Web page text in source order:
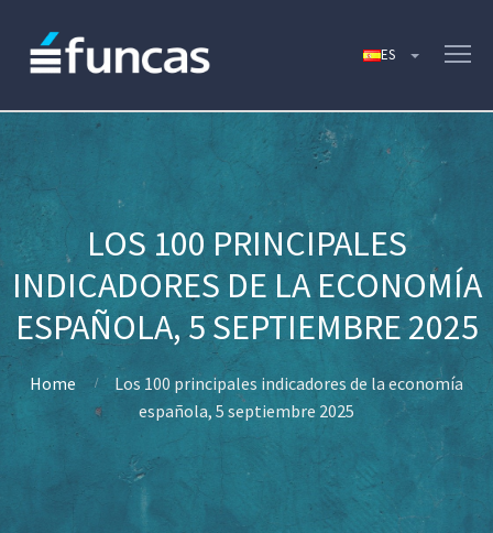
LOS 100 PRINCIPALES
INDICADORES DE LA ECONOMÍA
ESPAÑOLA, 5 SEPTIEMBRE 2025
Home
Los 100 principales indicadores de la economía
española, 5 septiembre 2025